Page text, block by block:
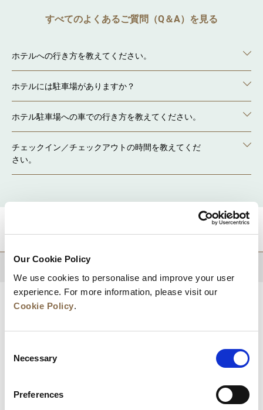
Our Cookie Policy
We use cookies to personalise and improve your user
experience. For more information, please visit our
Cookie Policy.
Selection
Necessary
Preferences
すべてのよくあるご質問（Q＆A）を見る
ホテルへの行き方を教えてください。
ホテルには駐車場がありますか？
ホテル駐車場への車での行き方を教えてください。
チェックイン／チェックアウトの時間を教えてくだ
さい。